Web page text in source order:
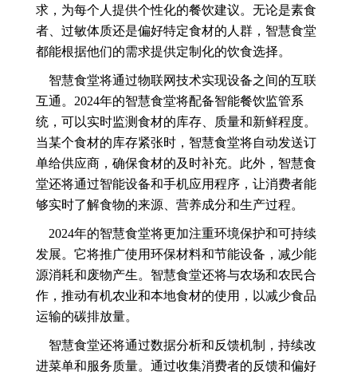
求，为每个人提供个性化的餐饮建议。无论是素食
者、过敏体质还是偏好特定食材的人群，智慧食堂
都能根据他们的需求提供定制化的饮食选择。
智慧食堂将通过物联网技术实现设备之间的互联
互通。2024年的智慧食堂将配备智能餐饮监管系
统，可以实时监测食材的库存、质量和新鲜程度。
当某个食材的库存紧张时，智慧食堂将自动发送订
单给供应商，确保食材的及时补充。此外，智慧食
堂还将通过智能设备和手机应用程序，让消费者能
够实时了解食物的来源、营养成分和生产过程。
2024年的智慧食堂将更加注重环境保护和可持续
发展。它将推广使用环保材料和节能设备，减少能
源消耗和废物产生。智慧食堂还将与农场和农民合
作，推动有机农业和本地食材的使用，以减少食品
运输的碳排放量。
智慧食堂还将通过数据分析和反馈机制，持续改
进菜单和服务质量。通过收集消费者的反馈和偏好